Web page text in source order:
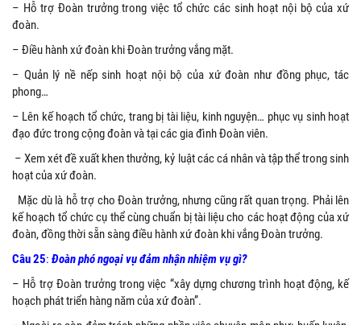
– Hỗ trợ Đoàn trưởng trong việc tổ chức các sinh hoạt nội bộ của xứ
đoàn.
– Điều hành xứ đoàn khi Đoàn trưởng vắng mặt.
– Quản lý nề nếp sinh hoạt nội bộ của xứ đoàn như đồng phục, tác
phong…
– Lên kế hoạch tổ chức, trang bị tài liệu, kinh nguyện… phục vụ sinh hoạt
đạo đức trong cộng đoàn và tại các gia đình Đoàn viên.
– Xem xét đề xuất khen thưởng, kỷ luật các cá nhân và tập thể trong sinh
hoạt của xứ đoàn.
Mặc dù là hỗ trợ cho Đoàn trưởng, nhưng cũng rất quan trọng. Phải lên
kế hoạch tổ chức cụ thể cùng chuẩn bị tài liệu cho các hoạt động của xứ
đoàn, đồng thời sẵn sàng điều hành xứ đoàn khi vắng Đoàn trưởng.
Câu 25: Đoàn phó ngoại vụ đảm nhận nhiệm vụ gì?
– Hỗ trợ Đoàn trưởng trong việc “xây dựng chương trình hoạt động, kế
hoạch phát triển hàng năm của xứ đoàn”.